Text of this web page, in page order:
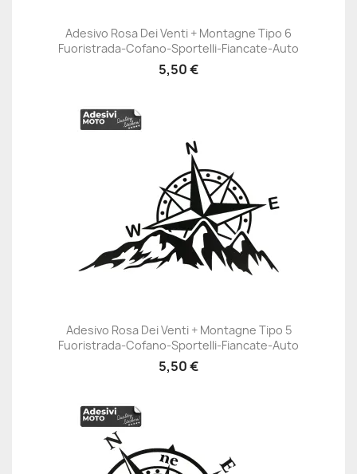
Adesivo Rosa Dei Venti + Montagne Tipo 6
Fuoristrada-Cofano-Sportelli-Fiancate-Auto
5,50 €
Adesivo Rosa Dei Venti + Montagne Tipo 5
Fuoristrada-Cofano-Sportelli-Fiancate-Auto
5,50 €